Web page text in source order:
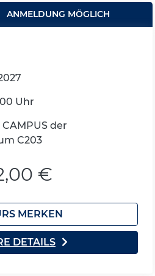
ANMELDUNG MÖGLICH
Uhr
der
C203
€
MERKEN
DETAILS